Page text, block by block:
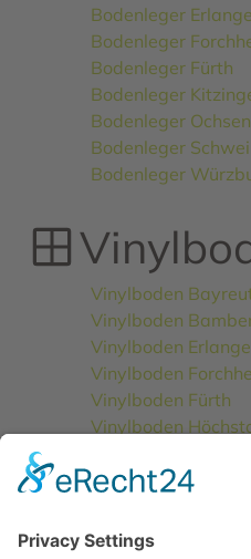
Bodenleger
Bodenleger
Bodenleger Fürth
Bodenleger
Bodenleger
Bodenleger
Bodenleger
Vinylboden
Vinylboden
Vinylboden
Vinylboden
Vinylboden Fürth
Vinylboden
Vinylboden